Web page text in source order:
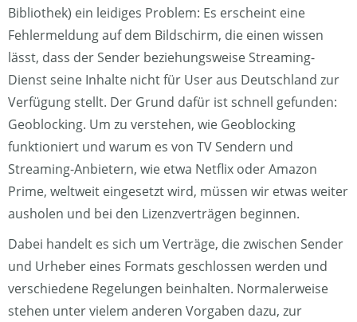
Bibliothek) ein leidiges Problem: Es erscheint eine
Fehlermeldung auf dem Bildschirm, die einen wissen
lässt, dass der Sender beziehungsweise Streaming-
Dienst seine Inhalte nicht für User aus Deutschland zur
Verfügung stellt. Der Grund dafür ist schnell gefunden:
Geoblocking. Um zu verstehen, wie Geoblocking
funktioniert und warum es von TV Sendern und
Streaming-Anbietern, wie etwa Netflix oder Amazon
Prime, weltweit eingesetzt wird, müssen wir etwas weiter
ausholen und bei den Lizenzverträgen beginnen.
Dabei handelt es sich um Verträge, die zwischen Sender
und Urheber eines Formats geschlossen werden und
verschiedene Regelungen beinhalten. Normalerweise
stehen unter vielem anderen Vorgaben dazu, zur